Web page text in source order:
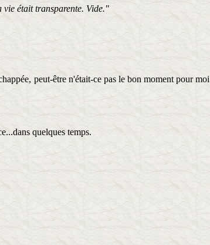
vie était transparente. Vide."
peut-être n'était-ce pas le bon moment pour moi
quelques temps.